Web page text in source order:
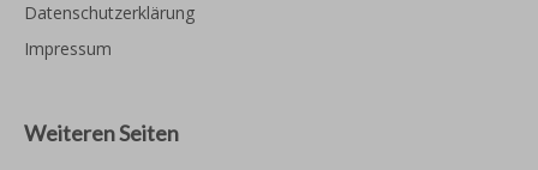
Datenschutzerklärung
Impressum
Weiteren Seiten